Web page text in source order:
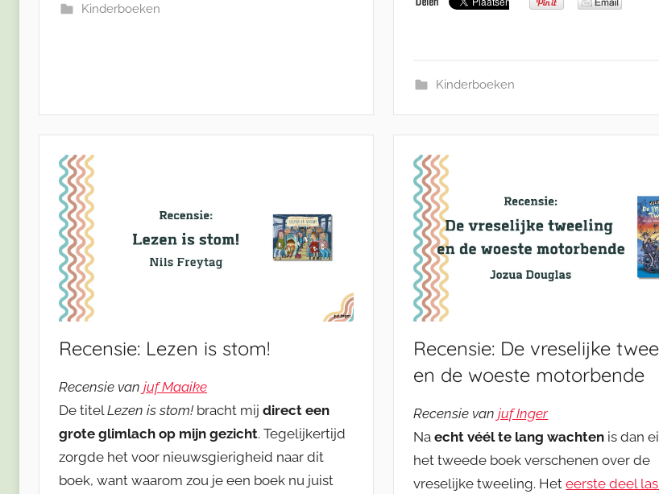
Kinderboeken
Kinderboeken
Recensie: Lezen is stom!
Recensie van juf Maaike
De titel Lezen is stom! bracht mij direct een
grote glimlach op mijn gezicht. Tegelijkertijd
zorgde het voor nieuwsgierigheid naar dit
boek, want waarom zou je een boek nu juist
Recensie: De vreselijke
en de woeste motorbende
Recensie vanjuf Inger
Na echt véél te lang wachten is dan
het tweede boek verschenen over de
vreselijke tweeling. Heteerste deel